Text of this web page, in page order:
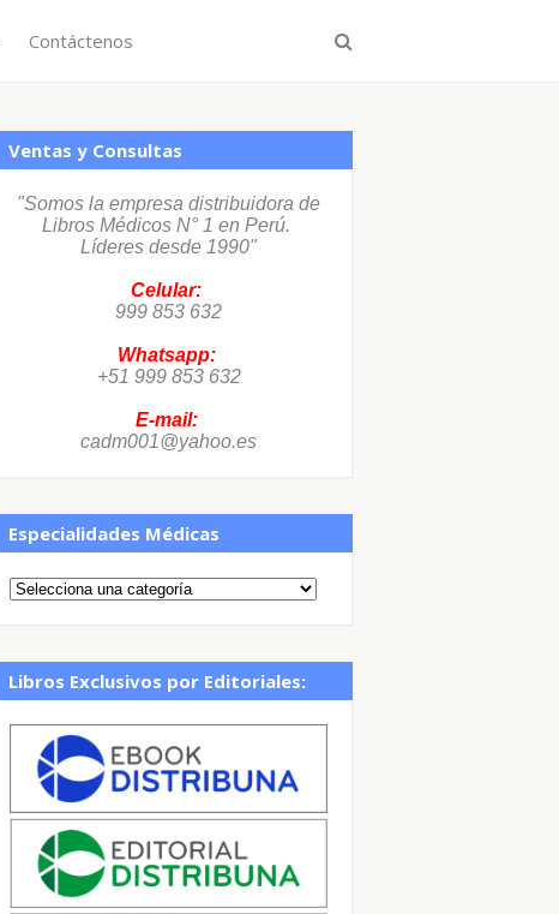
Contáctenos
Ventas y Consultas
"Somos la empresa distribuidora de
Libros Médicos N° 1 en Perú.
Líderes desde 1990"
Celular:
999 853 632
Whatsapp:
+51 999 853 632
E-mail:
cadm001@yahoo.es
Especialidades Médicas
Libros Exclusivos por Editoriales: